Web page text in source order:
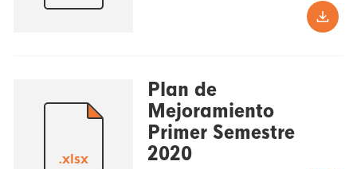
.xlsx
Plan de
Mejoramiento
Primer Semestre
2020